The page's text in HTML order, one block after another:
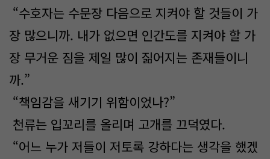
“수호자는 수문장 다음으로 지켜야 할 것들이 가
장 많으니까. 내가 없으면 인간도를 지켜야 할 가
장 무거운 짐을 제일 많이 짊어지는 존재들이니
까.”
“책임감을 새기기 위함이었나?”
천류는 입꼬리를 올리며 고개를 끄덕였다.
“어느 누가 저들이 저토록 강하다는 생각을 했겠